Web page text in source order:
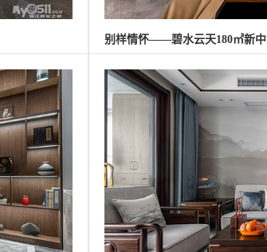
别样情怀——碧水云天180㎡新